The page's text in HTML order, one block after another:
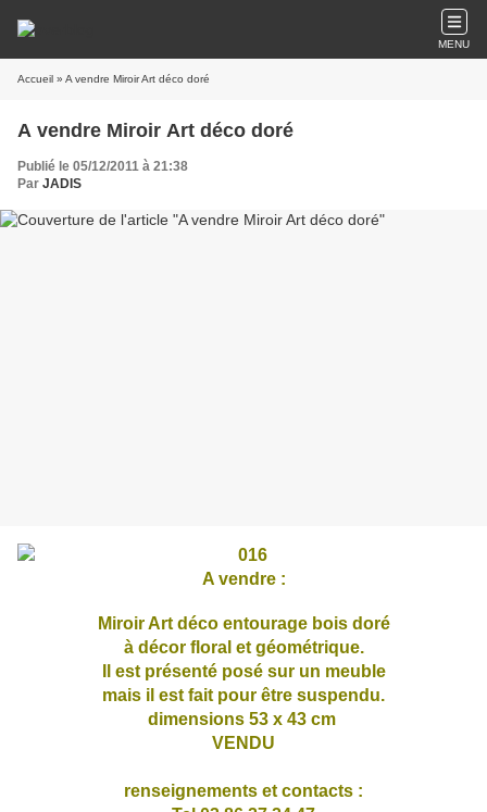
MENU
Accueil » A vendre Miroir Art déco doré
A vendre Miroir Art déco doré
Publié le 05/12/2011 à 21:38
Par JADIS
A vendre :
Miroir Art déco entourage bois doré
à décor floral et géométrique.
Il est présenté posé sur un meuble
mais il est fait pour être suspendu.
dimensions 53 x 43 cm
VENDU
renseignements et contacts :